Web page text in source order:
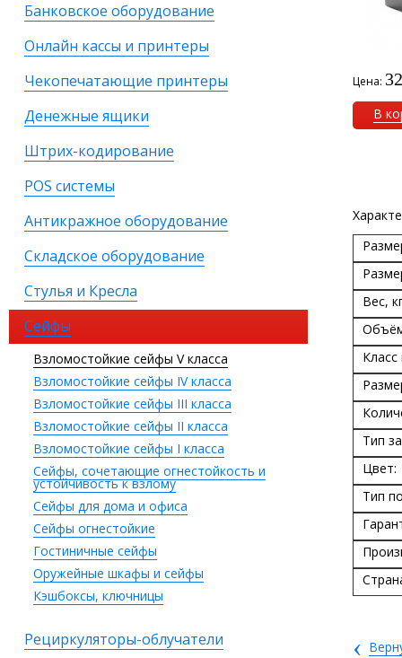
Банковское оборудование
Онлайн кассы и принтеры
Чекопечатающие принтеры
Денежные ящики
Штрих-кодирование
POS системы
Антикражное оборудование
Складское оборудование
Стулья и Кресла
Сейфы
Взломостойкие сейфы V класса
Взломостойкие сейфы IV класса
Взломостойкие сейфы III класса
Взломостойкие сейфы II класса
Взломостойкие сейфы I класса
Сейфы, сочетающие огнестойкость и
устойчивость к взлому
Сейфы для дома и офиса
Сейфы огнестойкие
Гостиничные сейфы
Оружейные шкафы и сейфы
Кэшбоксы, ключницы
Рециркуляторы-облучатели
Цена:
В
Вес,
Тип
Цвет:
Тип
‹